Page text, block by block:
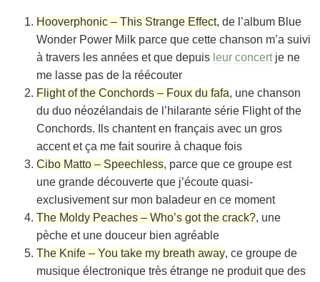
Hooverphonic – This Strange Effect, de l’album Blue
Wonder Power Milk parce que cette chanson m’a suivi
à travers les années et que depuis leur concertje ne
me lasse pas de la réécouter
Flight of the Conchords – Foux du fafa, une chanson
du duo néozélandais de l’hilarante série Flight of the
Conchords. Ils chantent en français avec un gros
accent et ça me fait sourire à chaque fois
Cibo Matto – Speechless, parce que ce groupe est
une grande découverte que j’écoute quasi-
exclusivement sur mon baladeur en ce moment
The Moldy Peaches – Who’s got the crack?, une
pèche et une douceur bien agréable
The Knife – You take my breath away, ce groupe de
musique électronique très étrange ne produit que des